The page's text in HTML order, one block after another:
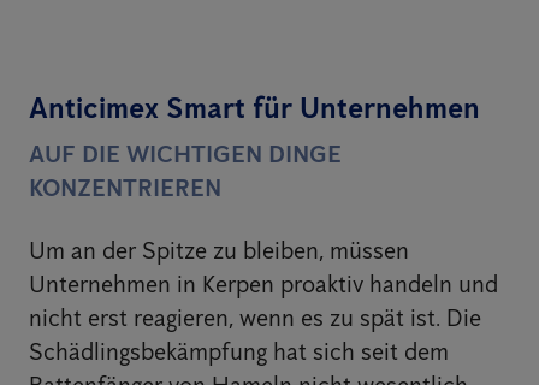
Anticimex Smart für Unternehmen
AUF DIE WICHTIGEN DINGE
KONZENTRIEREN
Um an der Spitze zu bleiben, müssen
Unternehmen in Kerpen proaktiv handeln und
nicht erst reagieren, wenn es zu spät ist. Die
Schädlingsbekämpfung hat sich seit dem